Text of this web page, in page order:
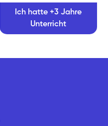
Ich hatte +3 Jahre
Unterricht